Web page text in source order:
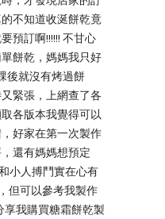
不知道收涎餅乾竟
預訂啊!!!!!! 不甘心
餅乾，媽媽我只好
後就沒有烤過餅
緊張，上網查了各
各版本我覺得可以
好家在第一次製作
還有媽媽想預定
小人搏鬥實在心有
但可以參考我製作
我購買糖霜餅乾製